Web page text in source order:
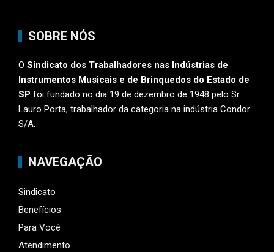
SOBRE NÓS
O Sindicato dos Trabalhadores nas Indústrias de
Instrumentos Musicais e de Brinquedos do Estado de
SP foi fundado no dia 19 de dezembro de 1948 pelo Sr.
Lauro Porta, trabalhador da categoria na indústria Condor
S/A.
NAVEGAÇÃO
Sindicato
Benefícios
Para Você
Atendimento